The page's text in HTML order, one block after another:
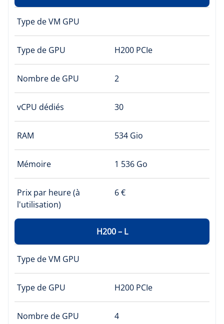
Type de VM GPU
Type de GPU H200 PCIe
Nombre de GPU 2
vCPU dédiés 30
RAM 534 Gio
Mémoire 1 536 Go
Prix par heure (à
l'utilisation)
6 €
H200 – L
Type de VM GPU
Type de GPU H200 PCIe
Nombre de GPU 4